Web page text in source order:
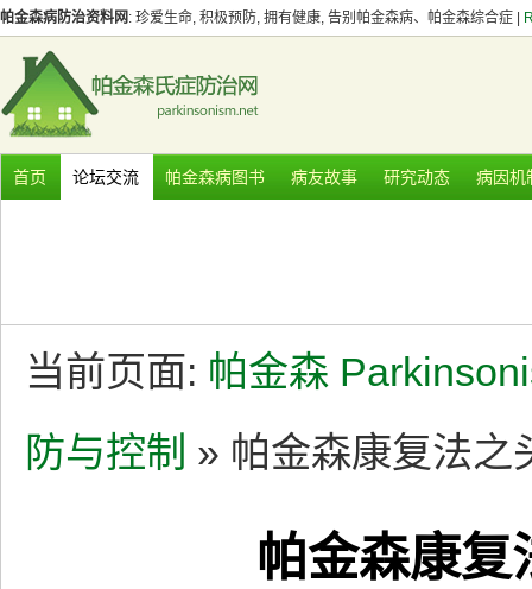
帕金森病防治资料网 : 珍爱生命, 积极预防, 拥有健康, 告别帕金森病、帕金森综合症 |
首页 论坛交流 帕金森病图书 病友故事 研究动态 病因机
当前页面: 帕金森
防与控制 » 帕金森康复法之
帕金森康复